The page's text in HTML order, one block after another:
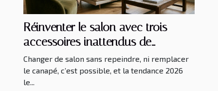
Réinventer le salon avec trois
accessoires inattendus de
décoration
Changer de salon sans repeindre, ni remplacer
le canapé, c’est possible, et la tendance 2026
le...